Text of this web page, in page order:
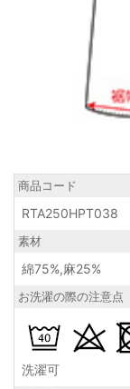
商品コード
RTA250HPT038
素材
綿75%,麻25%
お洗濯の際の注意点
洗濯可